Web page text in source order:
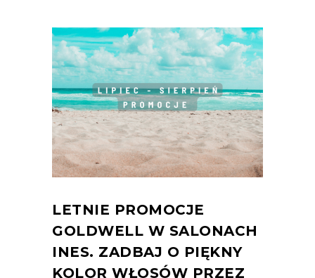
LETNIE PROMOCJE
GOLDWELL W SALONACH
INES. ZADBAJ O PIĘKNY
KOLOR WŁOSÓW PRZEZ